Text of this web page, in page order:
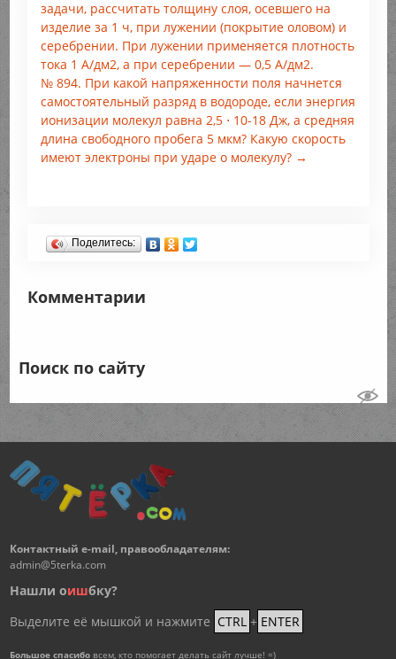
задачи, рассчитать толщину слоя, осевшего на
изделие за 1 ч, при лужении (покрытие оловом) и
серебрении. При лужении применяется плотность
тока 1 А/дм2, а при серебрении — 0,5 А/дм2.
№ 894. При какой напряженности поля начнется
самостоятельный разряд в водороде, если энергия
ионизации молекул равна 2,5 ⋅ 10-18 Дж, а средняя
длина свободного пробега 5 мкм? Какую скорость
имеют электроны при ударе о молекулу? →
Поделитесь:
Комментарии
Поиск по сайту
Контактный e-mail, правообладателям:
admin@5terka.com
Нашли оишбку?
Выделите её мышкой и нажмите CTRL + ENTER
Большое спасибовсем, кто помогает делать сайт лучше! =)